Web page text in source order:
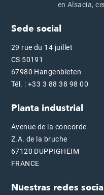
en Alsacia,
Sede social
29 rue du 14 juillet
CS 50191
67980 Hangenbieten
Tél. : +33 3 88 38 98 00
Planta industrial
Avenue de la concorde
Z.A. de la bruche
67120 DUPPIGHEIM
FRANCE
Nuestras redes